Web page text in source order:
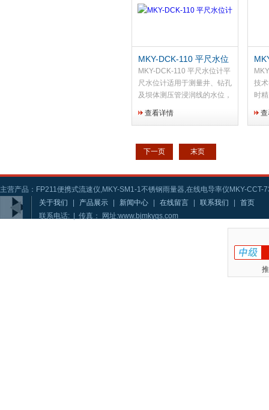
MKY-DCK-110 平尺水位
计
MKY-DCK-110 平尺水位计平
尺水位计适用于测量井、钻孔
及坝体测压管浸润线的水位，
海、湖泊水位的人工观测。
查看详情
时
技
时
下一页 末页
主营产品：FP211便携式流速仪,MKY-SM1-1不锈钢雨量器,在线电导率仪MKY-CCT-
关于我们
产品展示 新闻中心 在线留言 联系我们
首页
联系电话: | 传真： 网址:www.bjmkygs.com